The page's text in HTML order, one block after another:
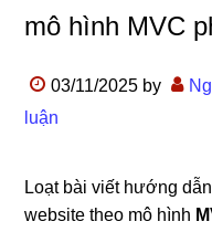
mô hình MVC
03/11/2025 by
luận
Loạt bài viết hướng
website theo mô hình